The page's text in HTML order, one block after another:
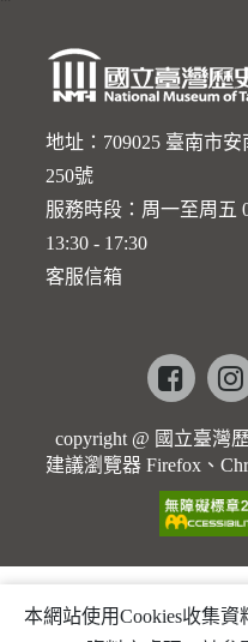
地址：709025 臺南市
250號
服務時段：周一至周五
13:30 - 17:30
客服信箱
copyright @ 國立臺灣
建議瀏覽器 Firefox、
本網站使用Cookies收集